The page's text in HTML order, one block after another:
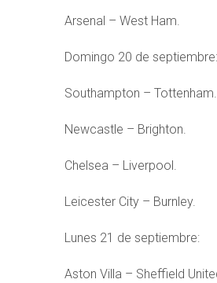
Arsenal – West Ham.
Domingo 20 de septiembre:
Southampton – Tottenham.
Newcastle – Brighton.
Chelsea – Liverpool.
Leicester City – Burnley.
Lunes 21 de septiembre:
Aston Villa – Sheffield